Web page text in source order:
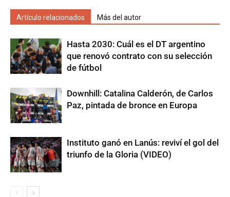
Artículo relacionados Más del autor
Hasta 2030: Cuál es el DT argentino
que renovó contrato con su selección
de fútbol
Downhill: Catalina Calderón, de Carlos
Paz, pintada de bronce en Europa
Instituto ganó en Lanús: reviví el gol del
triunfo de la Gloria (VIDEO)